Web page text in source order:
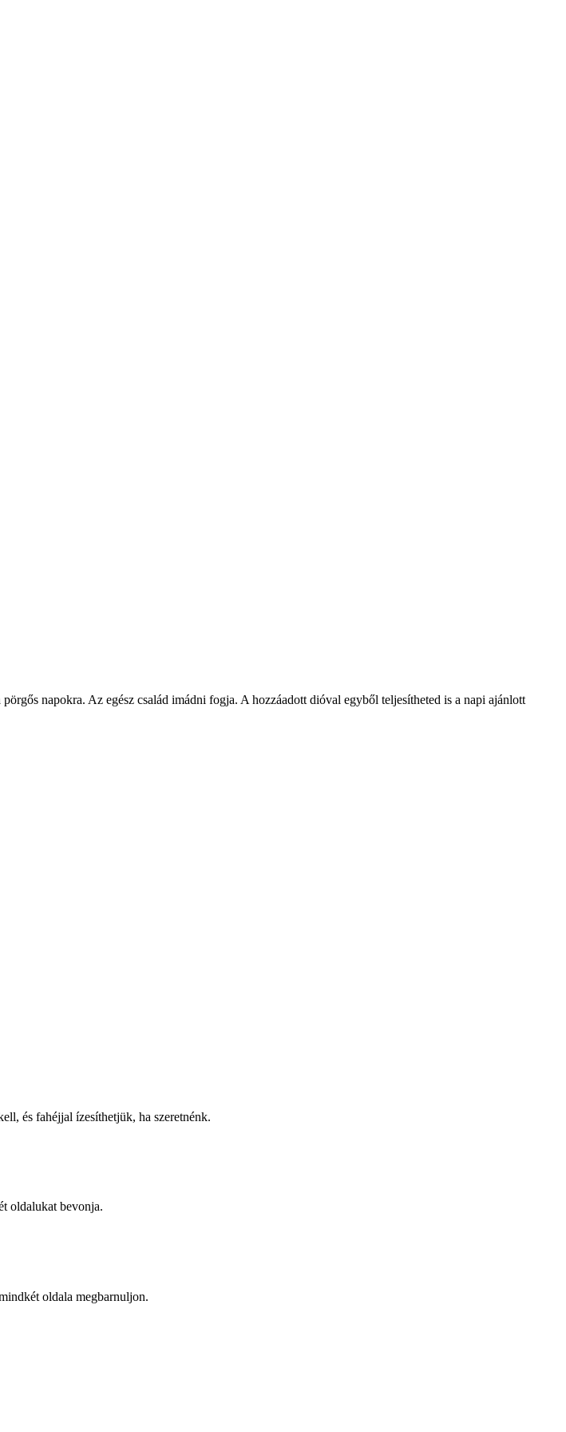
napokra. Az egész család imádni fogja. A hozzáadott dióval egyből teljesítheted is a napi ajánlott
és fahéjjal ízesíthetjük, ha szeretnénk.
oldalukat bevonja.
oldala megbarnuljon.